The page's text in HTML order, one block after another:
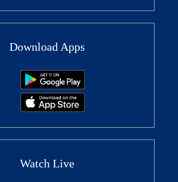
Download Apps
Watch Live